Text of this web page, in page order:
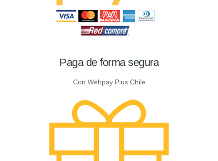
Paga de forma segura
Con Webpay Plus Chile